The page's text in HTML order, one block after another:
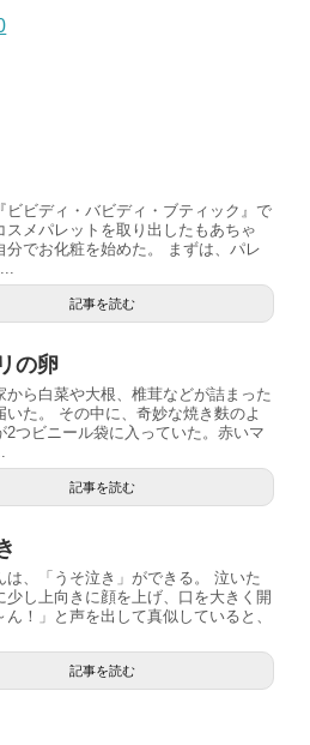
ビビディ・バビディ・ブティック』で
スメパレットを取り出したもあちゃ
分でお化粧を始めた。 まずは、パレ
記事を読む
の卵
から白菜や大根、椎茸などが詰まった
いた。 その中に、奇妙な焼き麩のよ
2つビニール袋に入っていた。赤いマ
記事を読む
は、「うそ泣き」ができる。 泣いた
少し上向きに顔を上げ、口を大きく開
ん！」と声を出して真似していると、
記事を読む